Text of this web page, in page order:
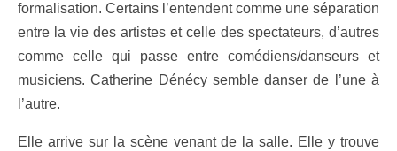
formalisation. Certains l’entendent comme une séparation
entre la vie des artistes et celle des spectateurs, d’autres
comme celle qui passe entre comédiens/danseurs et
musiciens. Catherine Dénécy semble danser de l’une à
l’autre.
Elle arrive sur la scène venant de la salle. Elle y trouve